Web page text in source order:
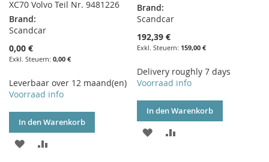
XC70 Volvo Teil Nr. 9481226
Brand:
Scandcar
0,00 €
0,00 €
Leverbaar over 12 maand(en)
Voorraad info
In den Warenkorb
ZUR
Brand:
Scandcar
192,39 €
159,00 €
Delivery roughly 7 days
Voorraad info
In den Warenkorb
ZUR